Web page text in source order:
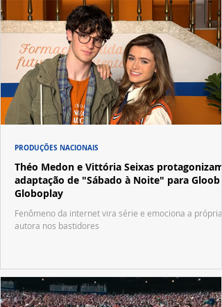
Théo Medon e Vittória Seixas protagonizam
adaptação de "Sábado à Noite" para Gloob e
Globoplay
Fenômeno da internet vira série e emociona a própria
autora nos bastidores
PRODUÇÕES NACIONAIS